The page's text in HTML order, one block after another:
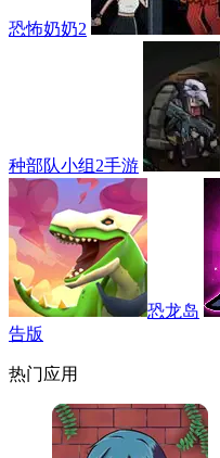
恐怖奶奶2
种部队小组2手游
恐龙岛
告版
热门应用